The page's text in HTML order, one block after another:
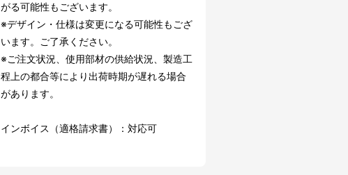
がる可能性もございます。
※デザイン・仕様は変更になる可能性もござ
います。ご了承ください。
※ご注文状況、使用部材の供給状況、製造工
程上の都合等により出荷時期が遅れる場合
があります。
インボイス（適格請求書）：対応可